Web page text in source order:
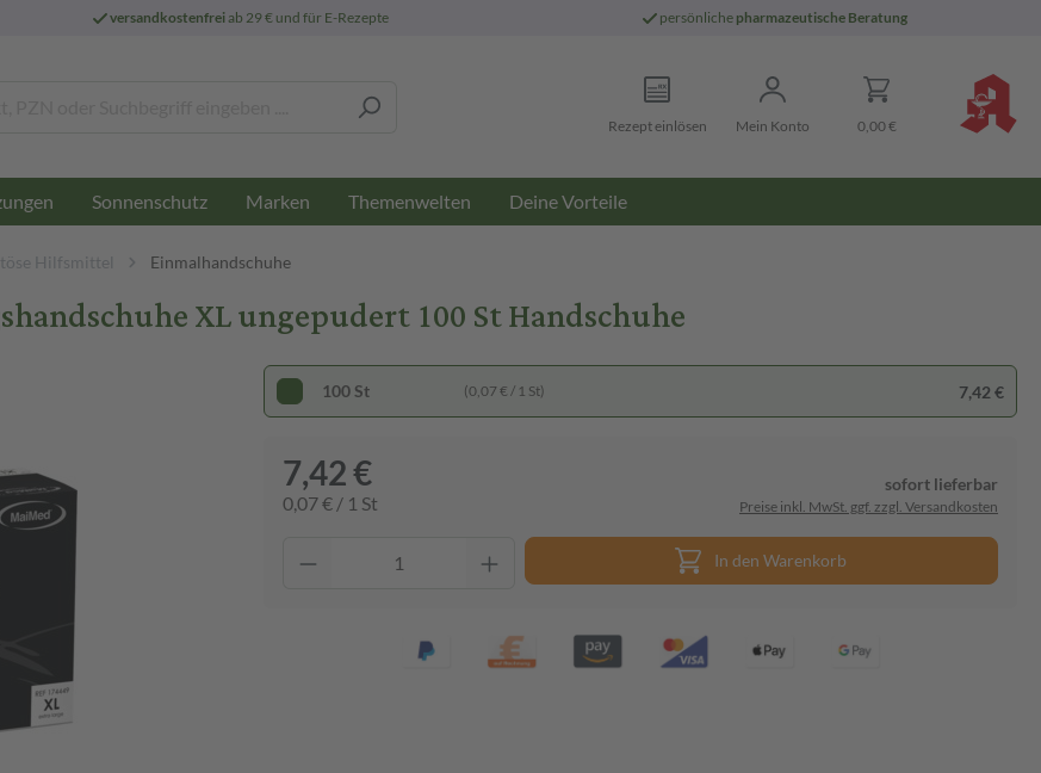
versandkostenfreiab 29 € und für E-Rezepte persönliche pharmazeutische Beratung
Rezept einlösen Mein Konto 0,00 €
Sonnenschutz Marken Themenwelten Deine Vorteile
Hilfsmittel Einmalhandschuhe
XL ungepudert 100 St Handschuhe
100 St (0,07 € / 1 St) 7,42 €
7,42 €
0,07 € / 1 St
sofort lieferbar
Preise inkl. MwSt. ggf. zzgl. Versandkosten
In den Warenkorb